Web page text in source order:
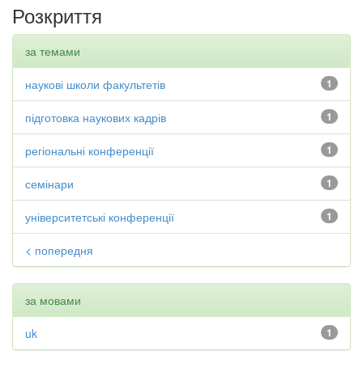
Розкриття
за темами
1
наукові школи факультетів
1
підготовка наукових кадрів
1
регіональні конференції
1
семінари
1
університетські конференції
< попередня
за мовами
1
uk